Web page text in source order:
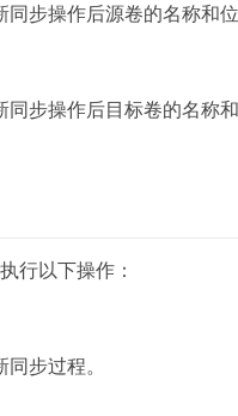
步操作后源卷的名称和位
步操作后目标卷的名称和
行以下操作：
步过程。